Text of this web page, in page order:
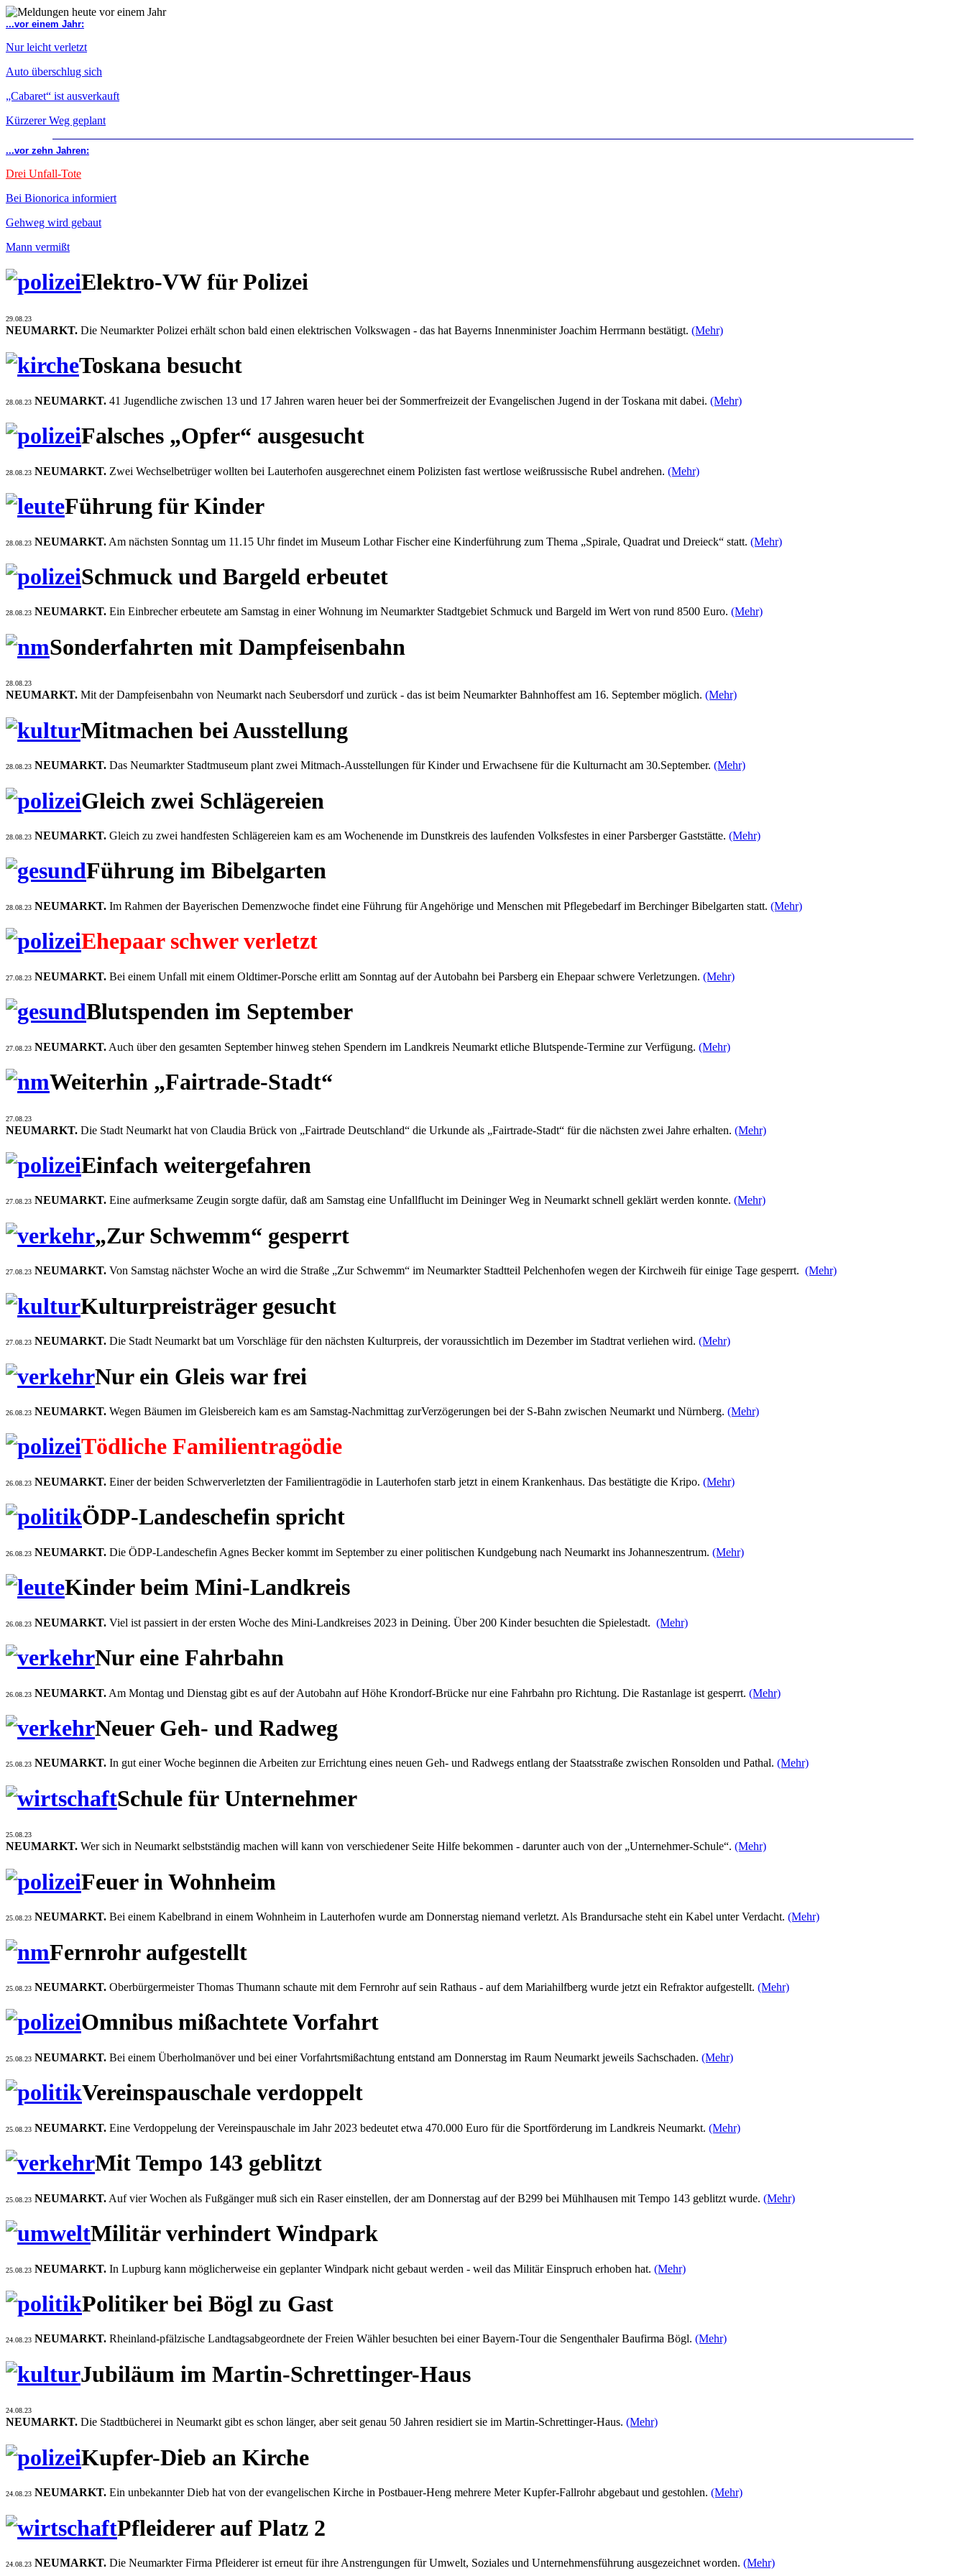
...vor einem Jahr:
Nur leicht verletzt
Auto überschlug sich
„Cabaret“ ist ausverkauft
Kürzerer Weg geplant
...vor zehn Jahren:
Drei Unfall-Tote
Bei Bionorica informiert
Gehweg wird gebaut
Mann vermißt
Elektro-VW für Polizei
29.08.23
NEUMARKT. Die Neumarkter Polizei erhält schon bald einen elektrischen Volkswagen - das hat Bayerns Innenminister Joachim Herrmann bestätigt. (Mehr)
Toskana besucht
28.08.23 NEUMARKT. 41 Jugendliche zwischen 13 und 17 Jahren waren heuer bei der Sommerfreizeit der Evangelischen Jugend in der Toskana mit dabei. (Mehr)
Falsches „Opfer“ ausgesucht
28.08.23 NEUMARKT. Zwei Wechselbetrüger wollten bei Lauterhofen ausgerechnet einem Polizisten fast wertlose weißrussische Rubel andrehen. (Mehr)
Führung für Kinder
28.08.23 NEUMARKT. Am nächsten Sonntag um 11.15 Uhr findet im Museum Lothar Fischer eine Kinderführung zum Thema „Spirale, Quadrat und Dreieck“ statt. (Mehr)
Schmuck und Bargeld erbeutet
28.08.23 NEUMARKT. Ein Einbrecher erbeutete am Samstag in einer Wohnung im Neumarkter Stadtgebiet Schmuck und Bargeld im Wert von rund 8500 Euro. (Mehr)
Sonderfahrten mit Dampfeisenbahn
28.08.23
NEUMARKT. Mit der Dampfeisenbahn von Neumarkt nach Seubersdorf und zurück - das ist beim Neumarkter Bahnhoffest am 16. September möglich. (Mehr)
Mitmachen bei Ausstellung
28.08.23 NEUMARKT. Das Neumarkter Stadtmuseum plant zwei Mitmach-Ausstellungen für Kinder und Erwachsene für die Kulturnacht am 30.September. (Mehr)
Gleich zwei Schlägereien
28.08.23 NEUMARKT. Gleich zu zwei handfesten Schlägereien kam es am Wochenende im Dunstkreis des laufenden Volksfestes in einer Parsberger Gaststätte. (Mehr)
Führung im Bibelgarten
28.08.23 NEUMARKT. Im Rahmen der Bayerischen Demenzwoche findet eine Führung für Angehörige und Menschen mit Pflegebedarf im Berchinger Bibelgarten statt. (Mehr)
Ehepaar schwer verletzt
27.08.23 NEUMARKT. Bei einem Unfall mit einem Oldtimer-Porsche erlitt am Sonntag auf der Autobahn bei Parsberg ein Ehepaar schwere Verletzungen. (Mehr)
Blutspenden im September
27.08.23 NEUMARKT. Auch über den gesamten September hinweg stehen Spendern im Landkreis Neumarkt etliche Blutspende-Termine zur Verfügung. (Mehr)
Weiterhin „Fairtrade-Stadt“
27.08.23
NEUMARKT. Die Stadt Neumarkt hat von Claudia Brück von „Fairtrade Deutschland“ die Urkunde als „Fairtrade-Stadt“ für die nächsten zwei Jahre erhalten. (Mehr)
Einfach weitergefahren
27.08.23 NEUMARKT. Eine aufmerksame Zeugin sorgte dafür, daß am Samstag eine Unfallflucht im Deininger Weg in Neumarkt schnell geklärt werden konnte. (Mehr)
„Zur Schwemm“ gesperrt
27.08.23 NEUMARKT. Von Samstag nächster Woche an wird die Straße „Zur Schwemm“ im Neumarkter Stadtteil Pelchenhofen wegen der Kirchweih für einige Tage gesperrt. (Mehr)
Kulturpreisträger gesucht
27.08.23 NEUMARKT. Die Stadt Neumarkt bat um Vorschläge für den nächsten Kulturpreis, der voraussichtlich im Dezember im Stadtrat verliehen wird. (Mehr)
Nur ein Gleis war frei
26.08.23 NEUMARKT. Wegen Bäumen im Gleisbereich kam es am Samstag-Nachmittag zurVerzögerungen bei der S-Bahn zwischen Neumarkt und Nürnberg. (Mehr)
Tödliche Familientragödie
26.08.23 NEUMARKT. Einer der beiden Schwerverletzten der Familientragödie in Lauterhofen starb jetzt in einem Krankenhaus. Das bestätigte die Kripo. (Mehr)
ÖDP-Landeschefin spricht
26.08.23 NEUMARKT. Die ÖDP-Landeschefin Agnes Becker kommt im September zu einer politischen Kundgebung nach Neumarkt ins Johanneszentrum. (Mehr)
Kinder beim Mini-Landkreis
26.08.23 NEUMARKT. Viel ist passiert in der ersten Woche des Mini-Landkreises 2023 in Deining. Über 200 Kinder besuchten die Spielestadt. (Mehr)
Nur eine Fahrbahn
26.08.23 NEUMARKT. Am Montag und Dienstag gibt es auf der Autobahn auf Höhe Krondorf-Brücke nur eine Fahrbahn pro Richtung. Die Rastanlage ist gesperrt. (Mehr)
Neuer Geh- und Radweg
25.08.23 NEUMARKT. In gut einer Woche beginnen die Arbeiten zur Errichtung eines neuen Geh- und Radwegs entlang der Staatsstraße zwischen Ronsolden und Pathal. (Mehr)
Schule für Unternehmer
25.08.23
NEUMARKT. Wer sich in Neumarkt selbstständig machen will kann von verschiedener Seite Hilfe bekommen - darunter auch von der „Unternehmer-Schule“. (Mehr)
Feuer in Wohnheim
25.08.23 NEUMARKT. Bei einem Kabelbrand in einem Wohnheim in Lauterhofen wurde am Donnerstag niemand verletzt. Als Brandursache steht ein Kabel unter Verdacht. (Mehr)
Fernrohr aufgestellt
25.08.23 NEUMARKT. Oberbürgermeister Thomas Thumann schaute mit dem Fernrohr auf sein Rathaus - auf dem Mariahilfberg wurde jetzt ein Refraktor aufgestellt. (Mehr)
Omnibus mißachtete Vorfahrt
25.08.23 NEUMARKT. Bei einem Überholmanöver und bei einer Vorfahrtsmißachtung entstand am Donnerstag im Raum Neumarkt jeweils Sachschaden. (Mehr)
Vereinspauschale verdoppelt
25.08.23 NEUMARKT. Eine Verdoppelung der Vereinspauschale im Jahr 2023 bedeutet etwa 470.000 Euro für die Sportförderung im Landkreis Neumarkt. (Mehr)
Mit Tempo 143 geblitzt
25.08.23 NEUMARKT. Auf vier Wochen als Fußgänger muß sich ein Raser einstellen, der am Donnerstag auf der B299 bei Mühlhausen mit Tempo 143 geblitzt wurde. (Mehr)
Militär verhindert Windpark
25.08.23 NEUMARKT. In Lupburg kann möglicherweise ein geplanter Windpark nicht gebaut werden - weil das Militär Einspruch erhoben hat. (Mehr)
Politiker bei Bögl zu Gast
24.08.23 NEUMARKT. Rheinland-pfälzische Landtagsabgeordnete der Freien Wähler besuchten bei einer Bayern-Tour die Sengenthaler Baufirma Bögl. (Mehr)
Jubiläum im Martin-Schrettinger-Haus
24.08.23
NEUMARKT. Die Stadtbücherei in Neumarkt gibt es schon länger, aber seit genau 50 Jahren residiert sie im Martin-Schrettinger-Haus. (Mehr)
Kupfer-Dieb an Kirche
24.08.23 NEUMARKT. Ein unbekannter Dieb hat von der evangelischen Kirche in Postbauer-Heng mehrere Meter Kupfer-Fallrohr abgebaut und gestohlen. (Mehr)
Pfleiderer auf Platz 2
24.08.23 NEUMARKT. Die Neumarkter Firma Pfleiderer ist erneut für ihre Anstrengungen für Umwelt, Soziales und Unternehmensführung ausgezeichnet worden. (Mehr)